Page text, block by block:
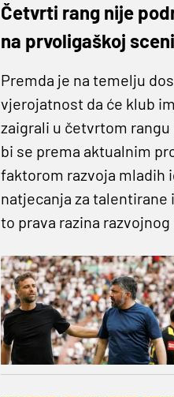
Četvrti rang nije
na prvoligaškoj
Premda je na temelju
vjerojatnost da će klub
zaigrali u četvrtom
bi se prema aktualnim
faktorom razvoja mladih
natjecanja za
to prava razina